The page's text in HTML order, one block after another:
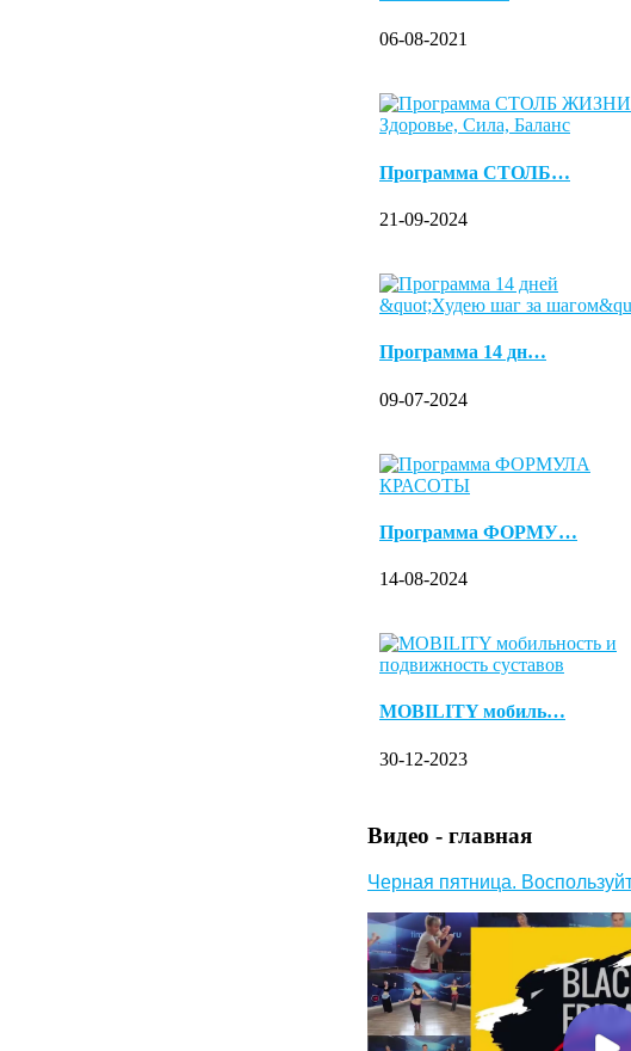
06-08-2021
Программа СТОЛБ…
21-09-2024
Программа 14 дн…
09-07-2024
Программа ФОРМУ…
14-08-2024
MOBILITY мобиль…
30-12-2023
Видео - главная
Черная пятница.